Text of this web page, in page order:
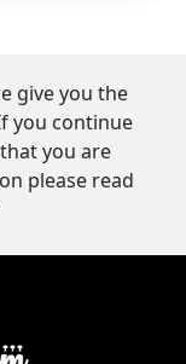
give you the
you continue
you are
please read